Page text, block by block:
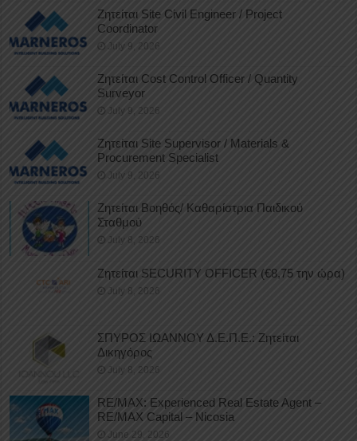
Ζητείται Site Civil Engineer / Project
Coordinator
July 9, 2026
Ζητείται Cost Control Officer / Quantity
Surveyor
July 9, 2026
Ζητείται Site Supervisor / Materials &
Procurement Specialist
July 9, 2026
Ζητείται Βοηθός/ Καθαρίστρια Παιδικού
Σταθμού
July 8, 2026
Ζητείται SECURITY OFFICER (€8,75 την ώρα)
July 8, 2026
ΣΠΥΡΟΣ ΙΩΑΝΝΟΥ Δ.Ε.Π.Ε.: Ζητείται
Δικηγόρος
July 8, 2026
RE/MAX: Experienced Real Estate Agent –
RE/MAX Capital – Nicosia
June 29, 2026